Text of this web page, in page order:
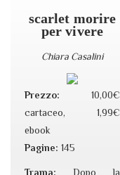
scarlet morire
per vivere
Chiara Casalini
Prezzo: 10,00€
cartaceo, 1,99€
ebook
Pagine:145
Trama: Dopo la